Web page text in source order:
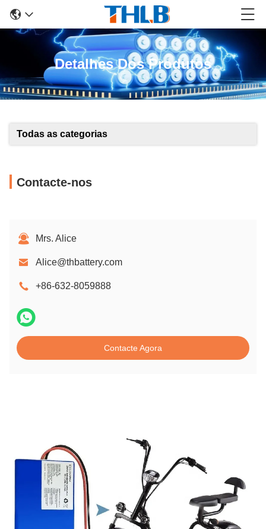
Detalhes Dos Produtos
Todas as categorias
Contacte-nos
Mrs. Alice
Alice@thbattery.com
+86-632-8059888
Contacte Agora